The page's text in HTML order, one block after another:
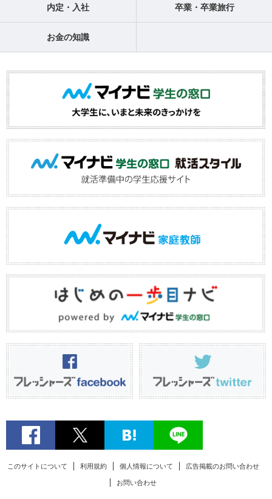
内定・入社 卒業・卒業旅行
お金の知識
このサイトについて 利用規約 個人情報について 広告掲載のお問い合わせ
お問い合わせ